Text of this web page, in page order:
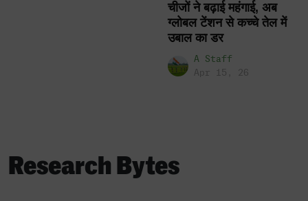
चीजों ने बढ़ाई महंगाई, अब
ग्लोबल टेंशन से कच्चे तेल में
उबाल का डर
A Staff
Apr 15, 26
Research Bytes